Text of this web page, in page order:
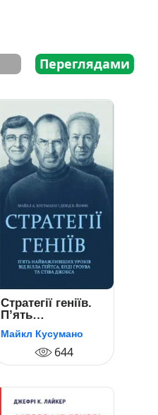
Переглядами
Стратегії геніїв.
П’ять
найважливіших
уроків від Білла
Ґейтса, Енді
Ґроува та Стіва
Майкл Кусумано
644